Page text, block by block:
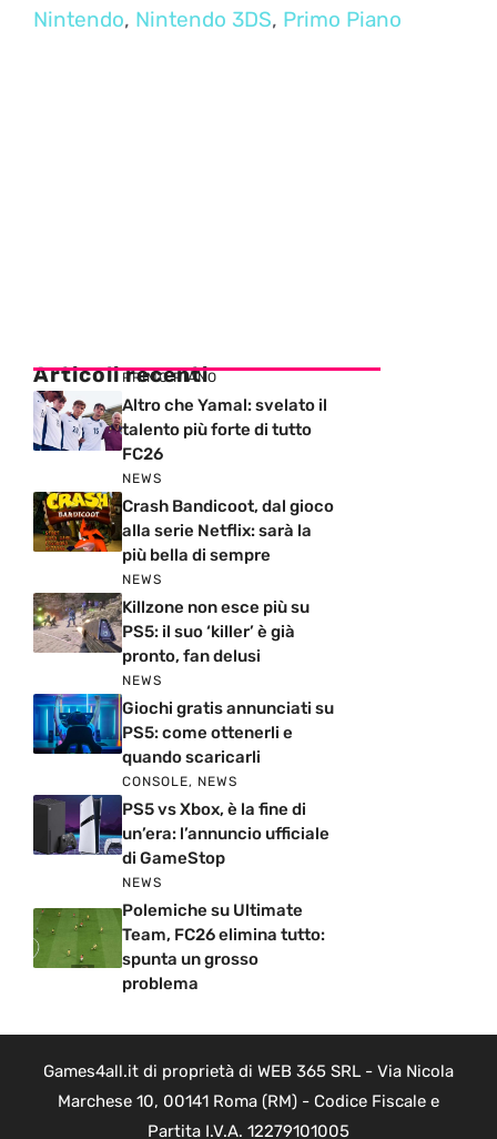
Nintendo, Nintendo 3DS, Primo Piano
Articoli recenti
PRIMO PIANO
Altro che Yamal: svelato il
talento più forte di tutto
FC26
NEWS
Crash Bandicoot, dal gioco
alla serie Netflix: sarà la
più bella di sempre
NEWS
Killzone non esce più su
PS5: il suo ‘killer’ è già
pronto, fan delusi
NEWS
Giochi gratis annunciati su
PS5: come ottenerli e
quando scaricarli
CONSOLE, NEWS
PS5 vs Xbox, è la fine di
un’era: l’annuncio ufficiale
di GameStop
NEWS
Polemiche su Ultimate
Team, FC26 elimina tutto:
spunta un grosso
problema
Games4all.it di proprietà di WEB 365 SRL - Via Nicola
Marchese 10, 00141 Roma (RM) - Codice Fiscale e
Partita I.V.A. 12279101005